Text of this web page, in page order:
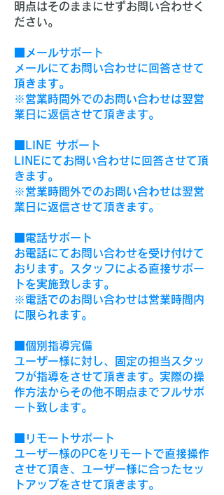
明点はそのままにせずお問い合わせく
ださい。
■メールサポート
メールにてお問い合わせに回答させて
頂きます。
※営業時間外でのお問い合わせは翌営
業日に返信させて頂きます。
■LINE サポート
LINEにてお問い合わせに回答させて頂
きます。
※営業時間外でのお問い合わせは翌営
業日に返信させて頂きます。
■電話サポート
お電話にてお問い合わせを受け付けて
おります。スタッフによる直接サポー
トを実施致します。
※電話でのお問い合わせは営業時間内
に限られます。
■個別指導完備
ユーザー様に対し、固定の担当スタッ
フが指導をさせて頂きます。実際の操
作方法からその他不明点までフルサポ
ート致します。
■リモートサポート
ユーザー様のPCをリモートで直接操作
させて頂き、ユーザー様に合ったセッ
トアップをさせて頂きます。